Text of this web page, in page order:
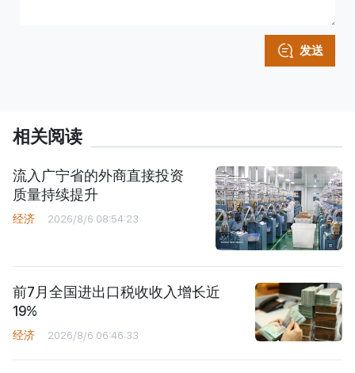
发送
相关阅读
流入广宁省的外商直接投资
质量持续提升
经济 2026/8/6 08:54:23
前7月全国进出口税收收入增长近
19%
经济 2026/8/6 06:46:33